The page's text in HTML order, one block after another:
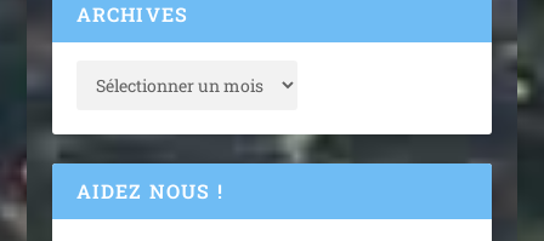
ARCHIVES
AIDEZ NOUS !